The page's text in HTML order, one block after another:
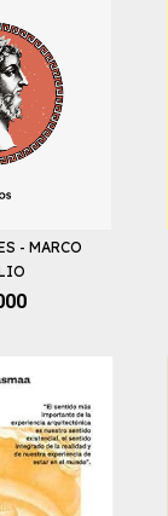
- MARCO